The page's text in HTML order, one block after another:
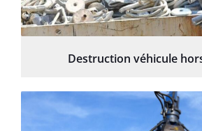
Destruction véhicule